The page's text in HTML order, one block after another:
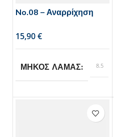
No.08 – Αναρρίχηση
€
ΜΗΚΟΣ ΛΑΜΑΣ 8.5